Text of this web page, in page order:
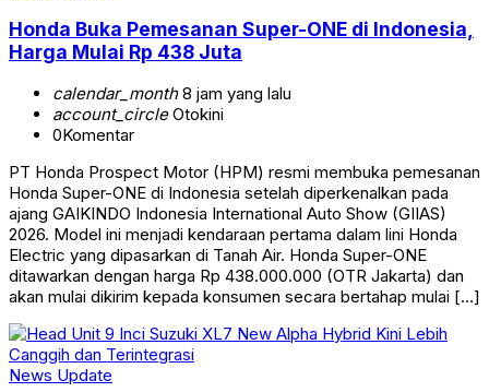
Honda Buka Pemesanan Super-ONE di Indonesia,
Harga Mulai Rp 438 Juta
calendar_month8 jam yang lalu
account_circleOtokini
0Komentar
PT Honda Prospect Motor (HPM) resmi membuka pemesanan
Honda Super-ONE di Indonesia setelah diperkenalkan pada
ajang GAIKINDO Indonesia International Auto Show (GIIAS)
2026. Model ini menjadi kendaraan pertama dalam lini Honda
Electric yang dipasarkan di Tanah Air. Honda Super-ONE
ditawarkan dengan harga Rp 438.000.000 (OTR Jakarta) dan
akan mulai dikirim kepada konsumen secara bertahap mulai […]
News Update